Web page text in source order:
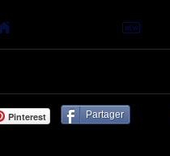
Pinterest Partager